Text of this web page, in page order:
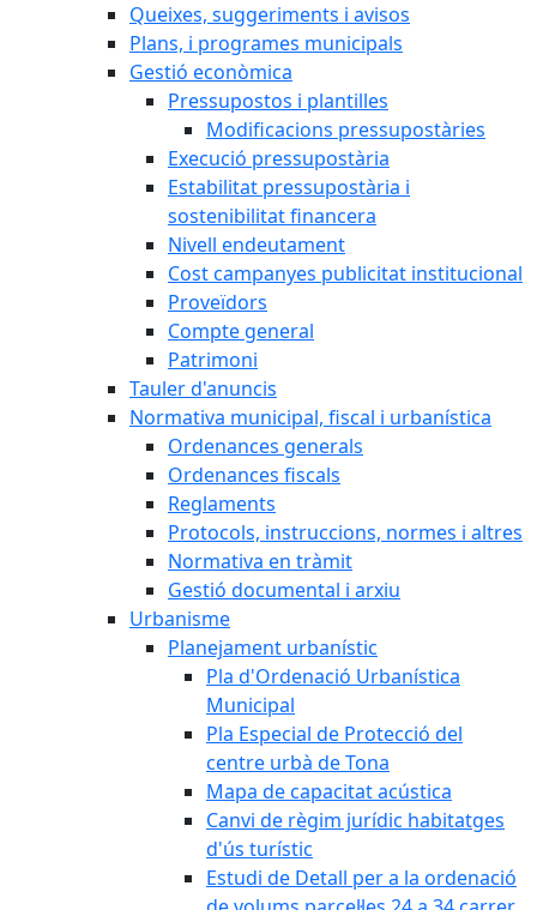
Queixes, suggeriments i avisos
Plans, i programes municipals
Gestió econòmica
Pressupostos i plantilles
Modificacions pressupostàries
Execució pressupostària
Estabilitat pressupostària i
sostenibilitat financera
Nivell endeutament
Cost campanyes publicitat institucional
Proveïdors
Compte general
Patrimoni
Tauler d'anuncis
Normativa municipal, fiscal i urbanística
Ordenances generals
Ordenances fiscals
Reglaments
Protocols, instruccions, normes i altres
Normativa en tràmit
Gestió documental i arxiu
Urbanisme
Planejament urbanístic
Pla d'Ordenació Urbanística
Municipal
Pla Especial de Protecció del
centre urbà de Tona
Mapa de capacitat acústica
Canvi de règim jurídic habitatges
d'ús turístic
Estudi de Detall per a la ordenació